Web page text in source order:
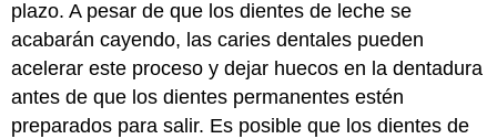
plazo. A pesar de que los dientes de leche se
acabarán cayendo, las caries dentales pueden
acelerar este proceso y dejar huecos en la dentadura
antes de que los dientes permanentes estén
preparados para salir. Es posible que los dientes de